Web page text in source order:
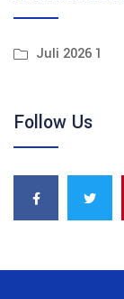
Juli 2026 1
Follow Us